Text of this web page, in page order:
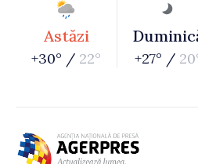
Astăzi
+30° / 22° +27° /